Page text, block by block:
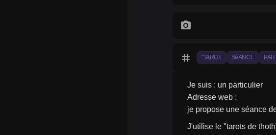
photo_camera
tag "TAROT SéANCE
Je suis : un particulier
Adresse web :
je propose une séance
J'utilise le "tarots de